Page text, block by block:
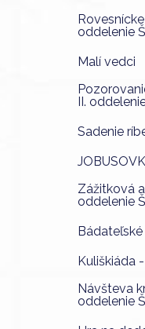
oddelenie
Malí vedci
II.
Sadenie
Zážitková
oddelenie
Kuliškiáda
Návšteva
oddelenie